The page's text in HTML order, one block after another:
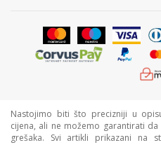
Nastojimo biti što precizniji u
cijena, ali ne možemo garantirati
grešaka. Svi artikli prikazani na